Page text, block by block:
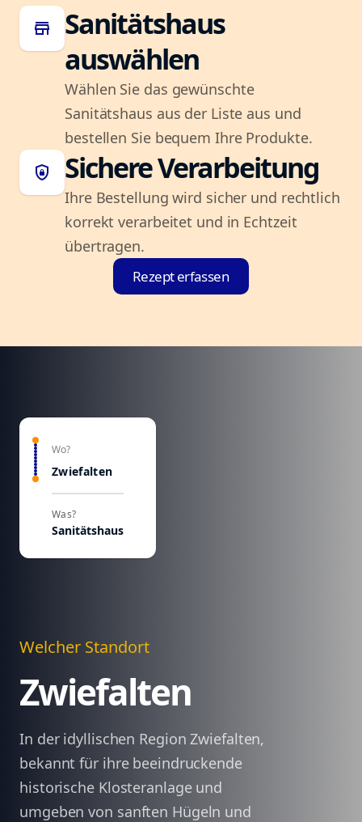
store
Sanitätshaus
auswählen
Wählen Sie das gewünschte
Sanitätshaus aus der Liste aus und
bestellen Sie bequem Ihre Produkte.
shield_lock Sichere Verarbeitung
Ihre Bestellung wird sicher und rechtlich
korrekt verarbeitet und in Echtzeit
übertragen.
Rezept erfassen
Wo?
Zwiefalten
Was?
Sanitätshaus
Welcher Standort
Zwiefalten
In der idyllischen Region Zwiefalten,
bekannt für ihre beeindruckende
historische Klosteranlage und
umgeben von sanften Hügeln und